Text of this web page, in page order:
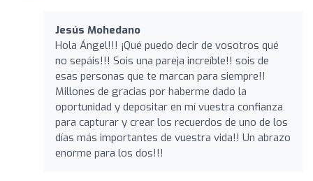
Jesús Mohedano
Hola Ángel!!! ¡Qué puedo decir de vosotros qué
no sepáis!!! Sois una pareja increíble!! sois de
esas personas que te marcan para siempre!!
Millones de gracias por haberme dado la
oportunidad y depositar en mí vuestra confianza
para capturar y crear los recuerdos de uno de los
días más importantes de vuestra vida!! Un abrazo
enorme para los dos!!!